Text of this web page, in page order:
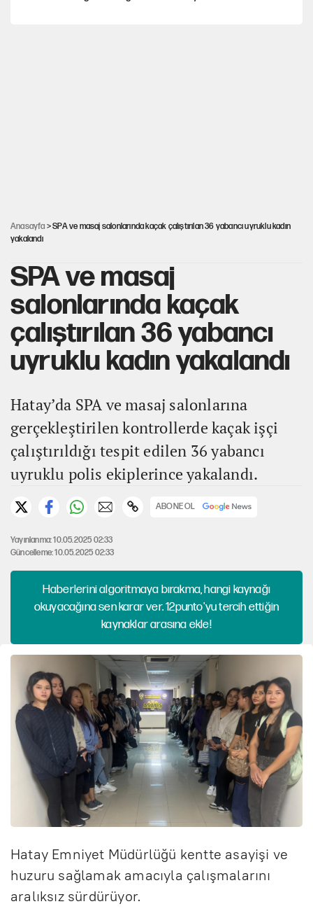
Anasayfa > SPA ve masaj salonlarında kaçak çalıştırılan 36 yabancı uyruklu kadın
yakalandı
SPA ve masaj
salonlarında kaçak
çalıştırılan 36 yabancı
uyruklu kadın yakalandı
Hatay’da SPA ve masaj salonlarına
gerçekleştirilen kontrollerde kaçak işçi
çalıştırıldığı tespit edilen 36 yabancı
uyruklu polis ekiplerince yakalandı.
ABONE OL
Yayınlanma: 10.05.2025 02:33
Güncelleme: 10.05.2025 02:33
Haberlerini algoritmaya bırakma, hangi kaynağı
okuyacağına sen karar ver. 12punto'yu tercih ettiğin
kaynaklar arasına ekle!
Hatay Emniyet Müdürlüğü kentte asayişi ve
huzuru sağlamak amacıyla çalışmalarını
aralıksız sürdürüyor.